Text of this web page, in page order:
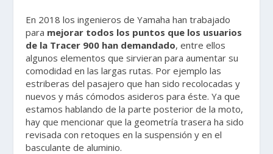
En 2018 los ingenieros de Yamaha han trabajado
para mejorar todos los puntos que los usuarios
de la Tracer 900 han demandado, entre ellos
algunos elementos que sirvieran para aumentar su
comodidad en las largas rutas. Por ejemplo las
estriberas del pasajero que han sido recolocadas y
nuevos y más cómodos asideros para éste. Ya que
estamos hablando de la parte posterior de la moto,
hay que mencionar que la geometría trasera ha sido
revisada con retoques en la suspensión y en el
basculante de aluminio.